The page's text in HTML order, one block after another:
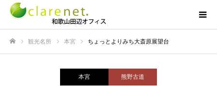
観光名所 本宮 ちょっとよりみち大斎原展望台
本宮 熊野古道